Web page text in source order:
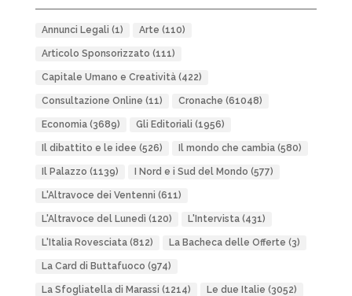
Annunci Legali (1) Arte (110)
Articolo Sponsorizzato (111)
Capitale Umano e Creatività(422)
Consultazione Online (11) Cronache (61048)
Economia(3689) Gli Editoriali (1956)
Il dibattito e le idee (526) Il mondo che cambia(580)
Il Palazzo (1139) I Nord e i Sud del Mondo (577)
L'Altravoce dei Ventenni (611)
L'Altravoce del Lunedì (120) L'Intervista(431)
L'Italia Rovesciata(812) La Bacheca delle Offerte (3)
La Card di Buttafuoco (974)
La Sfogliatella di Marassi (1214) Le due Italie (3052)